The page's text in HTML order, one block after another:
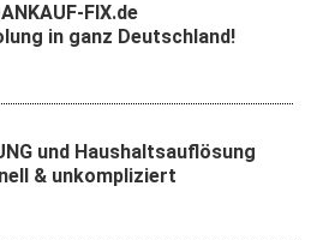
FIX.de
in ganz Deutschland!
und Haushaltsauflösung
& unkompliziert